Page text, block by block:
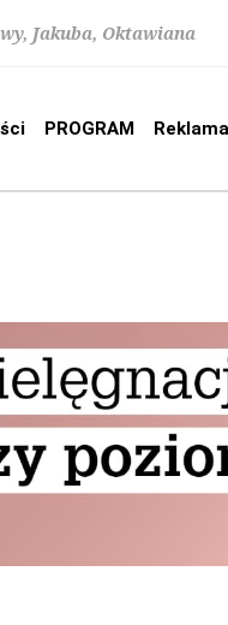
Jakuba, Oktawiana
PROGRAM Reklama